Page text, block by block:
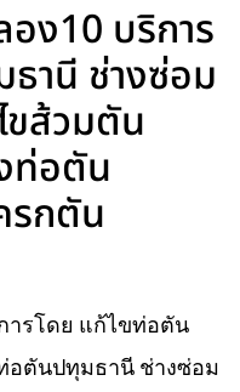
ง10 บริการ
านี ช่างซ่อม
ส้วมตัน
ท่อตัน
รกตัน
ารโดย แก้ไขท่อตัน
อตันปทุมธานี ช่างซ่อม